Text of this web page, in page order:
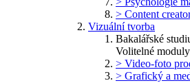
> Content
Vizuální tvorba
Bakalářské
Volitelné moduly
> Video-foto
> Grafický a